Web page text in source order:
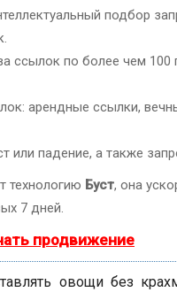
подбор
ссылок по более чем
арендные ссылки,
или падение, а также
технологию Буст, она
7 дней.
продвижение
овощи без